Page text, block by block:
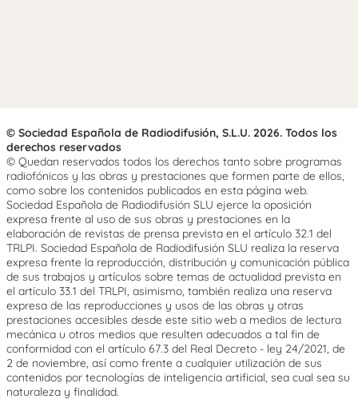
© Sociedad Española de Radiodifusión, S.L.U. 2026. Todos los
derechos reservados
© Quedan reservados todos los derechos tanto sobre programas
radiofónicos y las obras y prestaciones que formen parte de ellos,
como sobre los contenidos publicados en esta página web.
Sociedad Española de Radiodifusión SLU ejerce la oposición
expresa frente al uso de sus obras y prestaciones en la
elaboración de revistas de prensa prevista en el artículo 32.1 del
TRLPI. Sociedad Española de Radiodifusión SLU realiza la reserva
expresa frente la reproducción, distribución y comunicación pública
de sus trabajos y artículos sobre temas de actualidad prevista en
el artículo 33.1 del TRLPI, asimismo, también realiza una reserva
expresa de las reproducciones y usos de las obras y otras
prestaciones accesibles desde este sitio web a medios de lectura
mecánica u otros medios que resulten adecuados a tal fin de
conformidad con el artículo 67.3 del Real Decreto - ley 24/2021, de
2 de noviembre, así como frente a cualquier utilización de sus
contenidos por tecnologías de inteligencia artificial, sea cual sea su
naturaleza y finalidad.